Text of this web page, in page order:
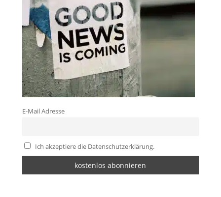
E-Mail Adresse
Ich akzeptiere die Datenschutzerklärung.